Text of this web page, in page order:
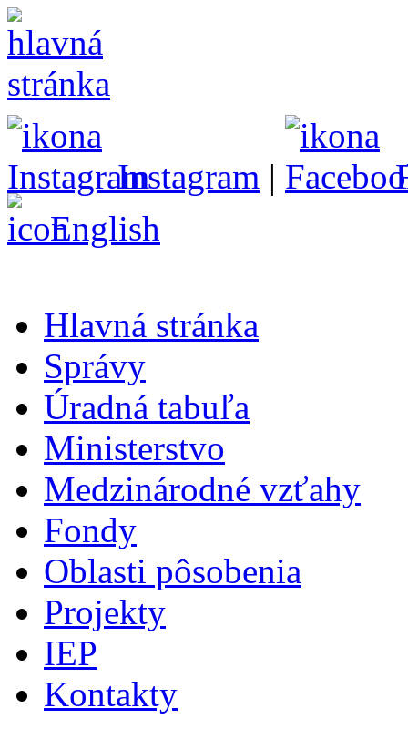
Instagram |
English
Hlavná stránka
Správy
Úradná tabuľa
Ministerstvo
Medzinárodné vzťahy
Fondy
Oblasti pôsobenia
Projekty
IEP
Kontakty